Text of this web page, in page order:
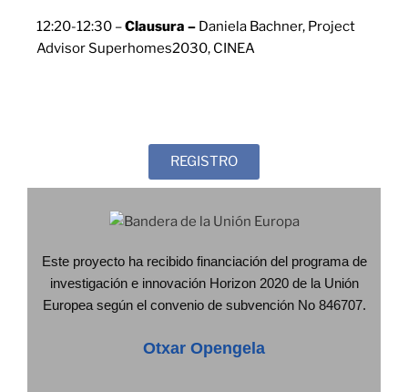
12:20-12:30 –Clausura – Daniela Bachner, Project
Advisor Superhomes2030, CINEA
REGISTRO
Este proyecto ha recibido financiación del programa de
investigación e innovación Horizon 2020 de la Unión
Europea según el convenio de subvención No 846707.
Otxar Opengela